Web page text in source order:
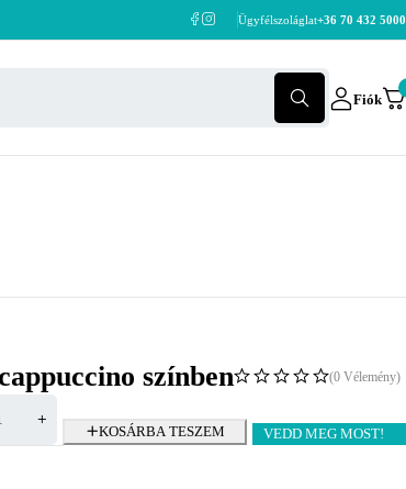
Ügyfélszoláglat+36 70 432 5000
Fiók
színben (0 Vélemény)
KOSÁRBA TESZEM
VEDD MEG MOST!